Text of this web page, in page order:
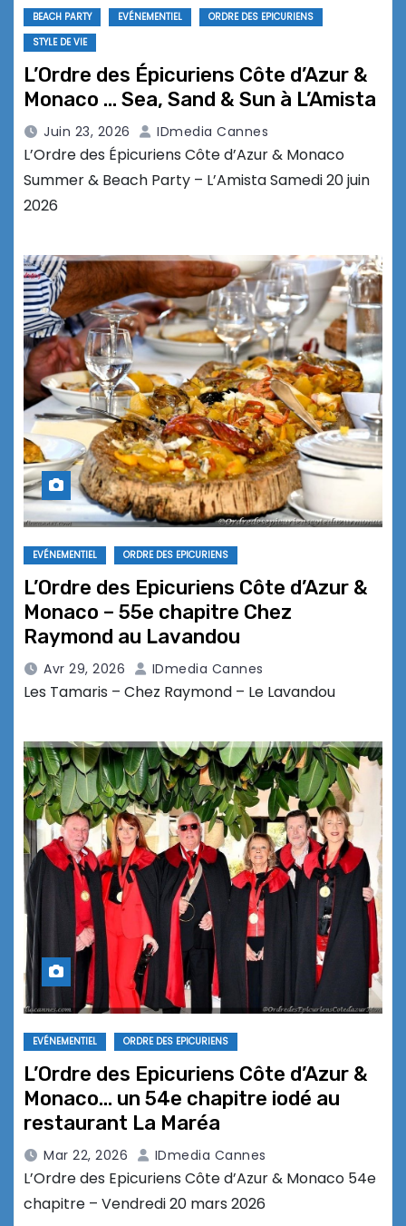
BEACH PARTY EVÉNEMENTIEL
ORDRE DES EPICURIENS
STYLE DE VIE
L’Ordre des Épicuriens Côte d’Azur &
Monaco … Sea, Sand & Sun à L’Amista
Juin 23, 2026 IDmedia Cannes
L’Ordre des Épicuriens Côte d’Azur & Monaco
Summer & Beach Party – L’Amista Samedi 20 juin
2026
EVÉNEMENTIEL ORDRE DES EPICURIENS
L’Ordre des Epicuriens Côte d’Azur &
Monaco – 55e chapitre Chez
Raymond au Lavandou
Avr 29, 2026 IDmedia Cannes
Les Tamaris – Chez Raymond – Le Lavandou
EVÉNEMENTIEL ORDRE DES EPICURIENS
L’Ordre des Epicuriens Côte d’Azur &
Monaco… un 54e chapitre iodé au
restaurant La Maréa
Mar 22, 2026 IDmedia Cannes
L’Ordre des Epicuriens Côte d’Azur & Monaco 54e
chapitre – Vendredi 20 mars 2026